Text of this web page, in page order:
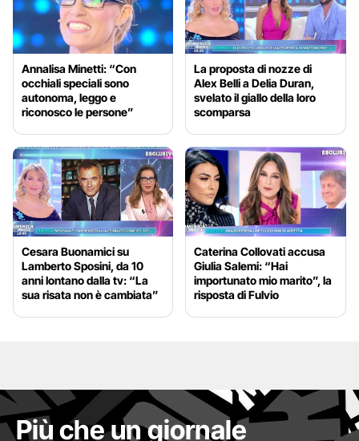
Annalisa Minetti: “Con
occhiali speciali sono
autonoma, leggo e
riconosco le persone”
La proposta di nozze di
Alex Belli a Delia Duran,
svelato il giallo della loro
scomparsa
Cesara Buonamici su
Lamberto Sposini, da 10
anni lontano dalla tv: “La
sua risata non è cambiata”
Caterina Collovati accusa
Giulia Salemi: “Hai
importunato mio marito”, la
risposta di Fulvio
Più che un giornale